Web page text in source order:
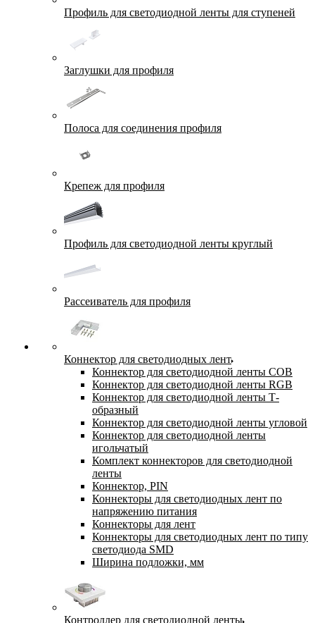
Профиль для светодиодной ленты для ступеней
Заглушки для профиля
Полоса для соединения профиля
Крепеж для профиля
Профиль для светодиодной ленты круглый
Рассеиватель для профиля
Коннектор для светодиодных лент
Коннектор для светодиодной ленты COB
Коннектор для светодиодной ленты RGB
Коннектор для светодиодной ленты Т-
образный
Коннектор для светодиодной ленты угловой
Коннектор для светодиодной ленты
игольчатый
Комплект коннекторов для светодиодной
ленты
Коннектор, PIN
Коннекторы для светодиодных лент по
напряжению питания
Коннекторы для лент
Коннекторы для светодиодных лент по типу
светодиода SMD
Ширина подложки, мм
Контроллер для светодиодной ленты